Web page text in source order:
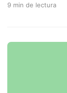
9 min de lectura